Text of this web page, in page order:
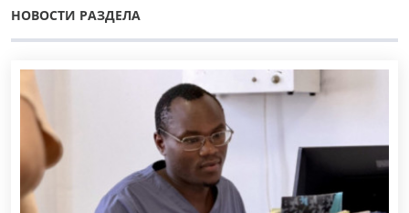
НОВОСТИ РАЗДЕЛА